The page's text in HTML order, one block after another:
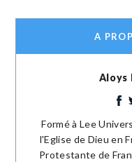
A
Aloys
Formé à Lee
l'Eglise de Dieu en
Protestante de